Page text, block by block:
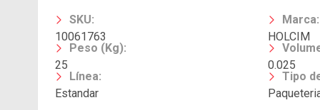
SKU:
10061763
Marca:
HOLCIM
Peso (Kg):
25
0.025
Línea:
Estandar
Tipo